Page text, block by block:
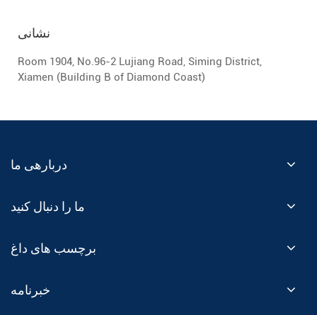
نشانی
Room 1904, No.96-2 Lujiang Road, Siming District,
Xiamen (Building B of Diamond Coast)
دربارهی ما
ما را دنبال کنید
برچسب های داغ
خبرنامه